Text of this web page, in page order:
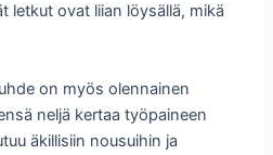
letkut ovat liian löysällä, mikä
on myös olennainen
neljä kertaa työpaineen
äkillisiin nousuihin ja